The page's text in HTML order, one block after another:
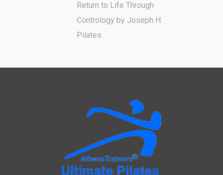
Return to Life Through
Contrology by Joseph H.
Pilates